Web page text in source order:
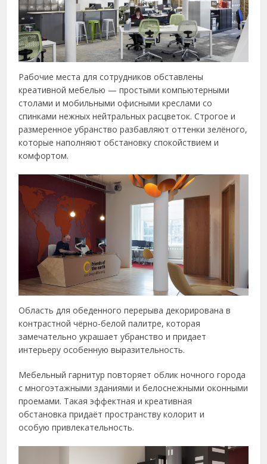
Рабочие места для сотрудников обставлены
креативной мебелью — простыми компьютерными
столами и мобильными офисными креслами со
спинками нежных нейтральных расцветок. Строгое и
размеренное убранство разбавляют оттенки зелёного,
которые наполняют обстановку спокойствием и
комфортом.
Область для обеденного перерыва декорирована в
контрастной чёрно-белой палитре, которая
замечательно украшает убранство и придает
интерьеру особенную выразительность.
Мебельный гарнитур повторяет облик ночного города
с многоэтажными зданиями и белоснежными оконными
проемами. Такая эффектная и креативная
обстановка придаёт пространству колорит и
особую привлекательность.